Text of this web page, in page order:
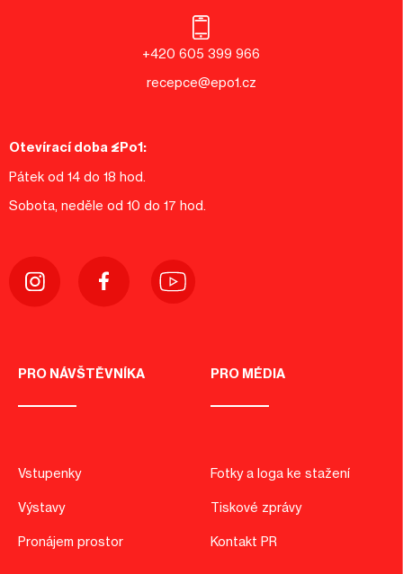
+420 605 399 966
recepce@epo1.cz
Otevírací doba EPo1:
Pátek od 14 do 18 hod.
Sobota, neděle od 10 do 17 hod.
PRO NÁVŠTĚVNÍKA
Vstupenky
Výstavy
Pronájem prostor
PRO MÉDIA
Fotky a loga ke stažení
Tiskové zprávy
Kontakt PR